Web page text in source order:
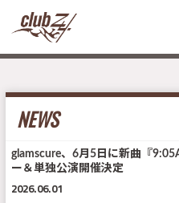
NEWS
glamscure、6月5日に新曲『
ー＆単独公演開催決定
2026.06.01